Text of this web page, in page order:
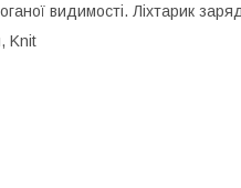
видимості. Ліхтарик
Knit